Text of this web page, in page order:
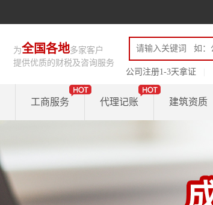
为全国各地多家客户
提供优质的财税及咨询服务
公司注册1-3天拿证
工商服务 代理记账 建筑资质